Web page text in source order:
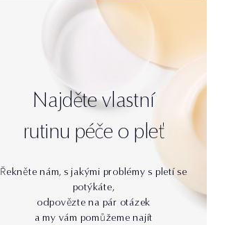
Najděte vlastní
rutinu péče o pleť
Řekněte nám, s jakými problémy s pletí se
potýkáte,
odpovězte na pár otázek
a my vám pomůžeme najít